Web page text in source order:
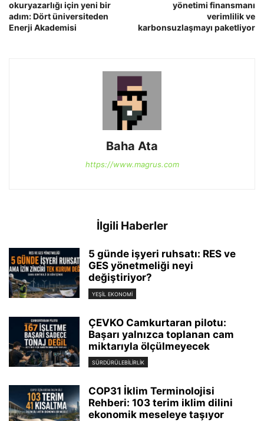
okuryazarlığı için yeni bir
adım: Dört üniversiteden
Enerji Akademisi
yönetimi finansmanı
verimlilik ve
karbonsuzlaşmayı paketliyor
Baha Ata
https://www.magrus.com
İlgili Haberler
5 günde işyeri ruhsatı: RES ve
GES yönetmeliği neyi
değiştiriyor?
YEŞIL EKONOMI
ÇEVKO Camkurtaran pilotu:
Başarı yalnızca toplanan cam
miktarıyla ölçülmeyecek
SÜRDÜRÜLEBILIRLIK
COP31 İklim Terminolojisi
Rehberi: 103 terim iklim dilini
ekonomik meseleye taşıyor